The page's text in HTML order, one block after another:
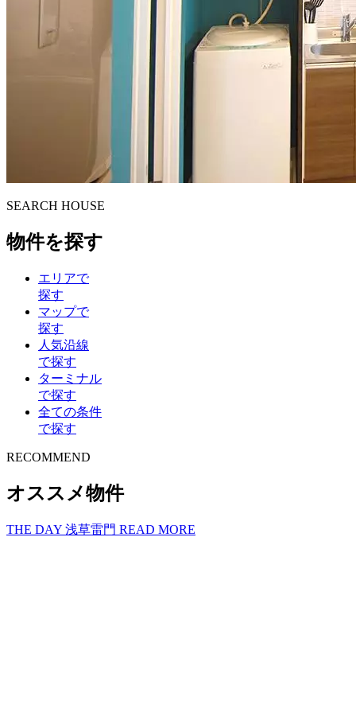
SEARCH HOUSE
物件を探す
エリアで
探す
マップで
探す
人気沿線
で探す
ターミナル
で探す
全ての条件
で探す
RECOMMEND
オススメ物件
THE DAY 浅草雷門 READ MORE